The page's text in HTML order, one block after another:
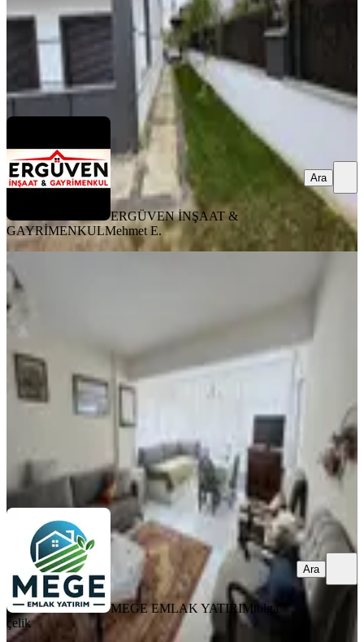
ERGÜVEN İNŞAAT & GAYRİMENKULMehmet E.
Ara
ERGÜVEN İNŞAAT &
GAYRİMENKULMehmet E.
Ara
2+1 ·105 m² ·12.01.2026
3.650.000 ₺
MEGE EMLAK YATIRIMtolga çelik
Ara
MEGE EMLAK YATIRIM tolga
çelik
Ara